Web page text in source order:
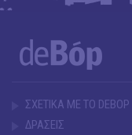
ΣΧΕΤΙΚΑ ΜΕ ΤΟ DEBOP
ΔΡΑΣΕΙΣ